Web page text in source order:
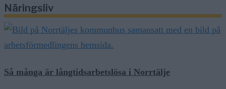
Näringsliv
Så många är långtidsarbetslösa i Norrtälje